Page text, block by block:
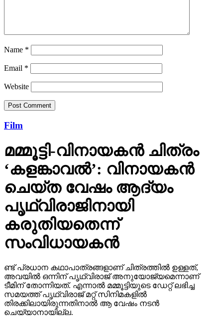
Name *
Email *
Website
Film
മമ്മൂട്ടി-വിനായകന്‍ ചിത്രം
‘കളങ്കാവല്‍’: വിനായകന്‍
ചെയ്ത വേഷം ആദ്യം
പൃഥ്വിരാജിനായി
കരുതിയതെന്ന്
സംവിധായകന്‍
ണ്ട് പ്രധാന കഥാപാത്രങ്ങളാണ് ചിത്രത്തില്‍ ഉള്ളത്,
അവയില്‍ ഒന്നിന് പൃഥ്വിരാജ് അനുയോജ്യമെന്നാണ്
ടീമിന് തോന്നിയത്. എന്നാല്‍ മമ്മൂട്ടിയുടെ ഡേറ്റ് ലഭിച്ച
സമയത്ത് പൃഥ്വിരാജ് മറ്റ് സിനിമകളില്‍
തിരക്കിലായിരുന്നതിനാല്‍ ആ വേഷം നടന്‍
ചെയ്യാനായില്ല.